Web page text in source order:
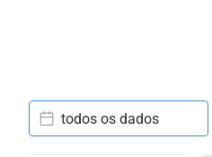
todos os dados